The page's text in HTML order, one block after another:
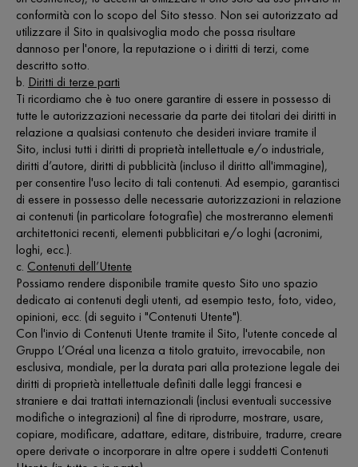
conformità con lo scopo del Sito stesso. Non sei autorizzato ad
utilizzare il Sito in qualsivoglia modo che possa risultare
dannoso per l'onore, la reputazione o i diritti di terzi, come
descritto sotto.
b. Diritti di terze parti
Ti ricordiamo che è tuo onere garantire di essere in possesso di
tutte le autorizzazioni necessarie da parte dei titolari dei diritti in
relazione a qualsiasi contenuto che desideri inviare tramite il
Sito, inclusi tutti i diritti di proprietà intellettuale e/o industriale,
diritti d’autore, diritti di pubblicità (incluso il diritto all'immagine),
per consentire l'uso lecito di tali contenuti. Ad esempio, garantisci
di essere in possesso delle necessarie autorizzazioni in relazione
ai contenuti (in particolare fotografie) che mostreranno elementi
architettonici recenti, elementi pubblicitari e/o loghi (acronimi,
loghi, ecc.).
c. Contenuti dell’Utente
Possiamo rendere disponibile tramite questo Sito uno spazio
dedicato ai contenuti degli utenti, ad esempio testo, foto, video,
opinioni, ecc. (di seguito i "Contenuti Utente").
Con l'invio di Contenuti Utente tramite il Sito, l'utente concede al
Gruppo L’Oréal una licenza a titolo gratuito, irrevocabile, non
esclusiva, mondiale, per la durata pari alla protezione legale dei
diritti di proprietà intellettuale definiti dalle leggi francesi e
straniere e dai trattati internazionali (inclusi eventuali successive
modifiche o integrazioni) al fine di riprodurre, mostrare, usare,
copiare, modificare, adattare, editare, distribuire, tradurre, creare
opere derivate o incorporare in altre opere i suddetti Contenuti